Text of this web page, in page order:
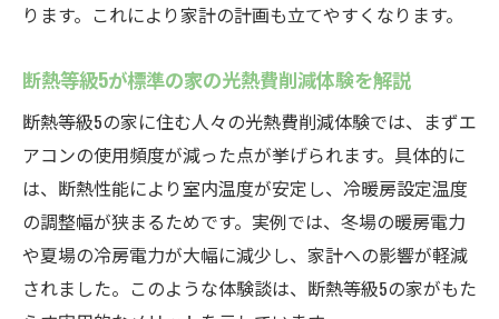
ります。これにより家計の計画も立てやすくなります。
断熱等級5が標準の家の光熱費削減体験を解説
断熱等級5の家に住む人々の光熱費削減体験では、まずエ
アコンの使用頻度が減った点が挙げられます。具体的に
は、断熱性能により室内温度が安定し、冷暖房設定温度
の調整幅が狭まるためです。実例では、冬場の暖房電力
や夏場の冷房電力が大幅に減少し、家計への影響が軽減
されました。このような体験談は、断熱等級5の家がもた